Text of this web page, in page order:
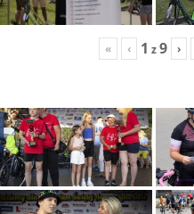
« ‹ 1 z9 ›